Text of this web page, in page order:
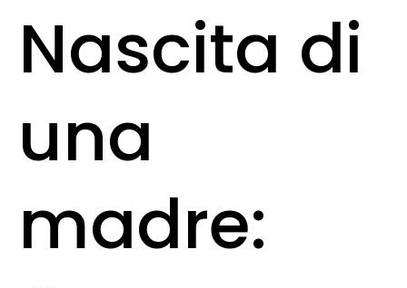
Nascita di
una
madre: